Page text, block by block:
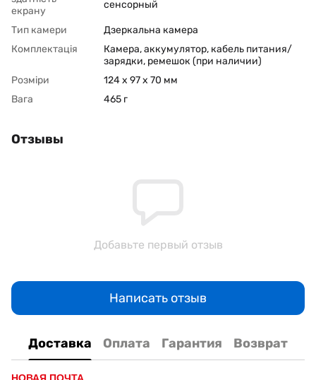
екрану
сенсорный
Тип камери
Дзеркальна камера
Комплектація
Камера, аккумулятор, кабель питания/
зарядки, ремешок (при наличии)
Розміри
124 x 97 x 70 мм
Вага
465 г
Отзывы
Добавьте первый отзыв
Написать отзыв
Доставка Оплата Гарантия Возврат